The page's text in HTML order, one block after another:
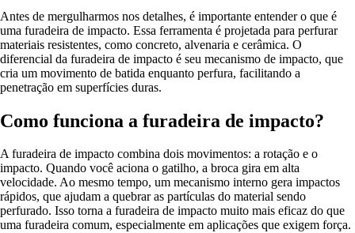
Antes de mergulharmos nos detalhes, é importante entender o que é
uma furadeira de impacto. Essa ferramenta é projetada para perfurar
materiais resistentes, como concreto, alvenaria e cerâmica. O
diferencial da furadeira de impacto é seu mecanismo de impacto, que
cria um movimento de batida enquanto perfura, facilitando a
penetração em superfícies duras.
Como funciona a furadeira de impacto?
A furadeira de impacto combina dois movimentos: a rotação e o
impacto. Quando você aciona o gatilho, a broca gira em alta
velocidade. Ao mesmo tempo, um mecanismo interno gera impactos
rápidos, que ajudam a quebrar as partículas do material sendo
perfurado. Isso torna a furadeira de impacto muito mais eficaz do que
uma furadeira comum, especialmente em aplicações que exigem força.